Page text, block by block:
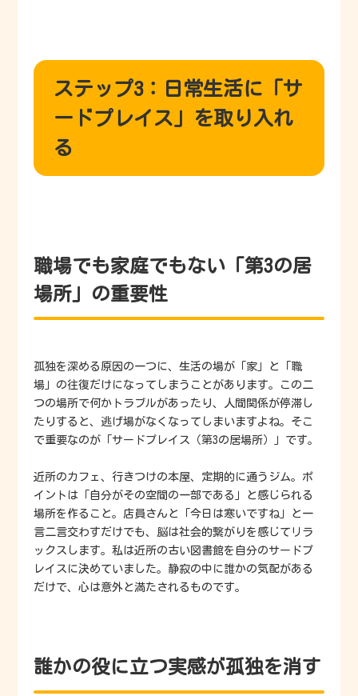
ステップ3：日常生活に「サ
ードプレイス」を取り入れ
る
職場でも家庭でもない「第3の居
場所」の重要性
孤独を深める原因の一つに、生活の場が「家」と「職
場」の往復だけになってしまうことがあります。この二
つの場所で何かトラブルがあったり、人間関係が停滞し
たりすると、逃げ場がなくなってしまいますよね。そこ
で重要なのが「サードプレイス（第3の居場所）」です。
近所のカフェ、行きつけの本屋、定期的に通うジム。ポ
イントは「自分がその空間の一部である」と感じられる
場所を作ること。店員さんと「今日は寒いですね」と一
言二言交わすだけでも、脳は社会的繋がりを感じてリラ
ックスします。私は近所の古い図書館を自分のサードプ
レイスに決めていました。静寂の中に誰かの気配がある
だけで、心は意外と満たされるものです。
誰かの役に立つ実感が孤独を消す